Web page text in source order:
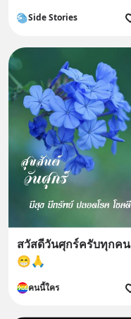
Side Stories
สวัสดีวันศุกร์ครับทุกคน
😁🙏
คนนี้ใคร